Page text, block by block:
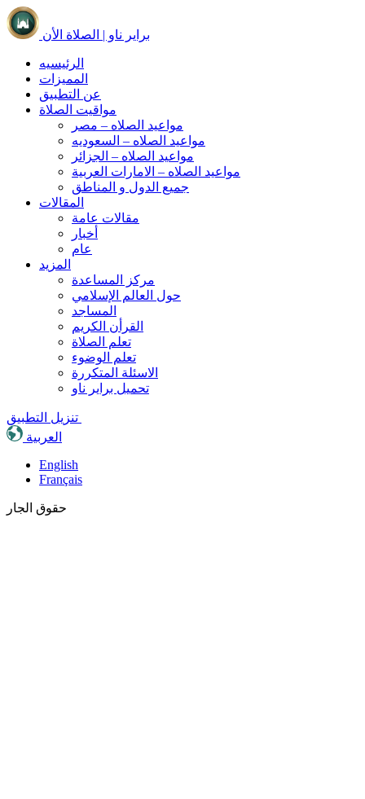
براير ناو | الصلاة الأن
الرئيسيه
المميزات
عن التطبيق
مواقيت الصلاة
مواعيد الصلاه – مصر
مواعيد الصلاه – السعوديه
مواعيد الصلاه – الجزائر
مواعيد الصلاه – الامارات العربية
جميع الدول و المناطق
المقالات
مقالات عامة
أخبار
عام
المزيد
مركز المساعدة
حول العالم الإسلامي
المساجد
القرأن الكريم
تعلم الصلاة
تعلم الوضوء
الاسئلة المتكررة
تحميل براير ناو
العربية
English
Français
حقوق الجار